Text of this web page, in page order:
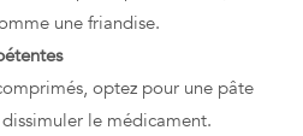
une friandise.
optez pour une pâte
le médicament.